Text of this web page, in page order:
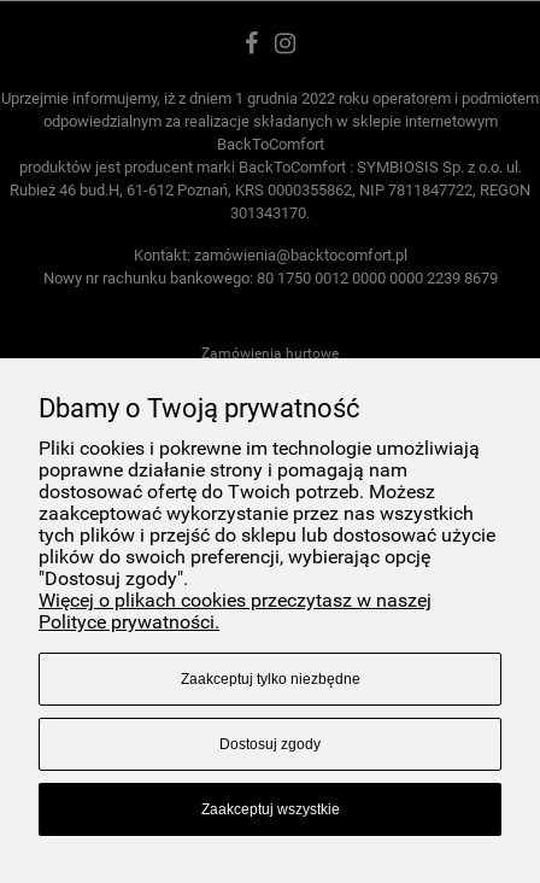
Uprzejmie informujemy, iż z dniem 1 grudnia 2022 roku operatorem i podmiotem
odpowiedzialnym za realizacje składanych w sklepie internetowym
BackToComfort
produktów jest producent marki BackToComfort : SYMBIOSIS Sp. z o.o. ul.
Rubież 46 bud.H, 61-612 Poznań, KRS 0000355862, NIP 7811847722, REGON
301343170.
Kontakt: zamówienia@backtocomfort.pl
Nowy nr rachunku bankowego: 80 1750 0012 0000 0000 2239 8679
Zamówienia hurtowe
Regulamin konkursu Back To Comfort z okazji Światowego Dnia Ziemi!
Materiały do pobrania dotyczące kosmetyków Back to Comfort
Kontakt
O nas
Regulamin Sklepu
Polityka Prywatności
Dbamy o Twoją prywatność
Pliki cookies i pokrewne im technologie umożliwiają
poprawne działanie strony i pomagają nam
dostosować ofertę do Twoich potrzeb. Możesz
zaakceptować wykorzystanie przez nas wszystkich
tych plików i przejść do sklepu lub dostosować użycie
plików do swoich preferencji, wybierając opcję
"Dostosuj zgody".
Więcej o plikach cookies przeczytasz w naszej
Polityce prywatności.
Zaakceptuj tylko niezbędne
Dostosuj zgody
Zaakceptuj wszystkie